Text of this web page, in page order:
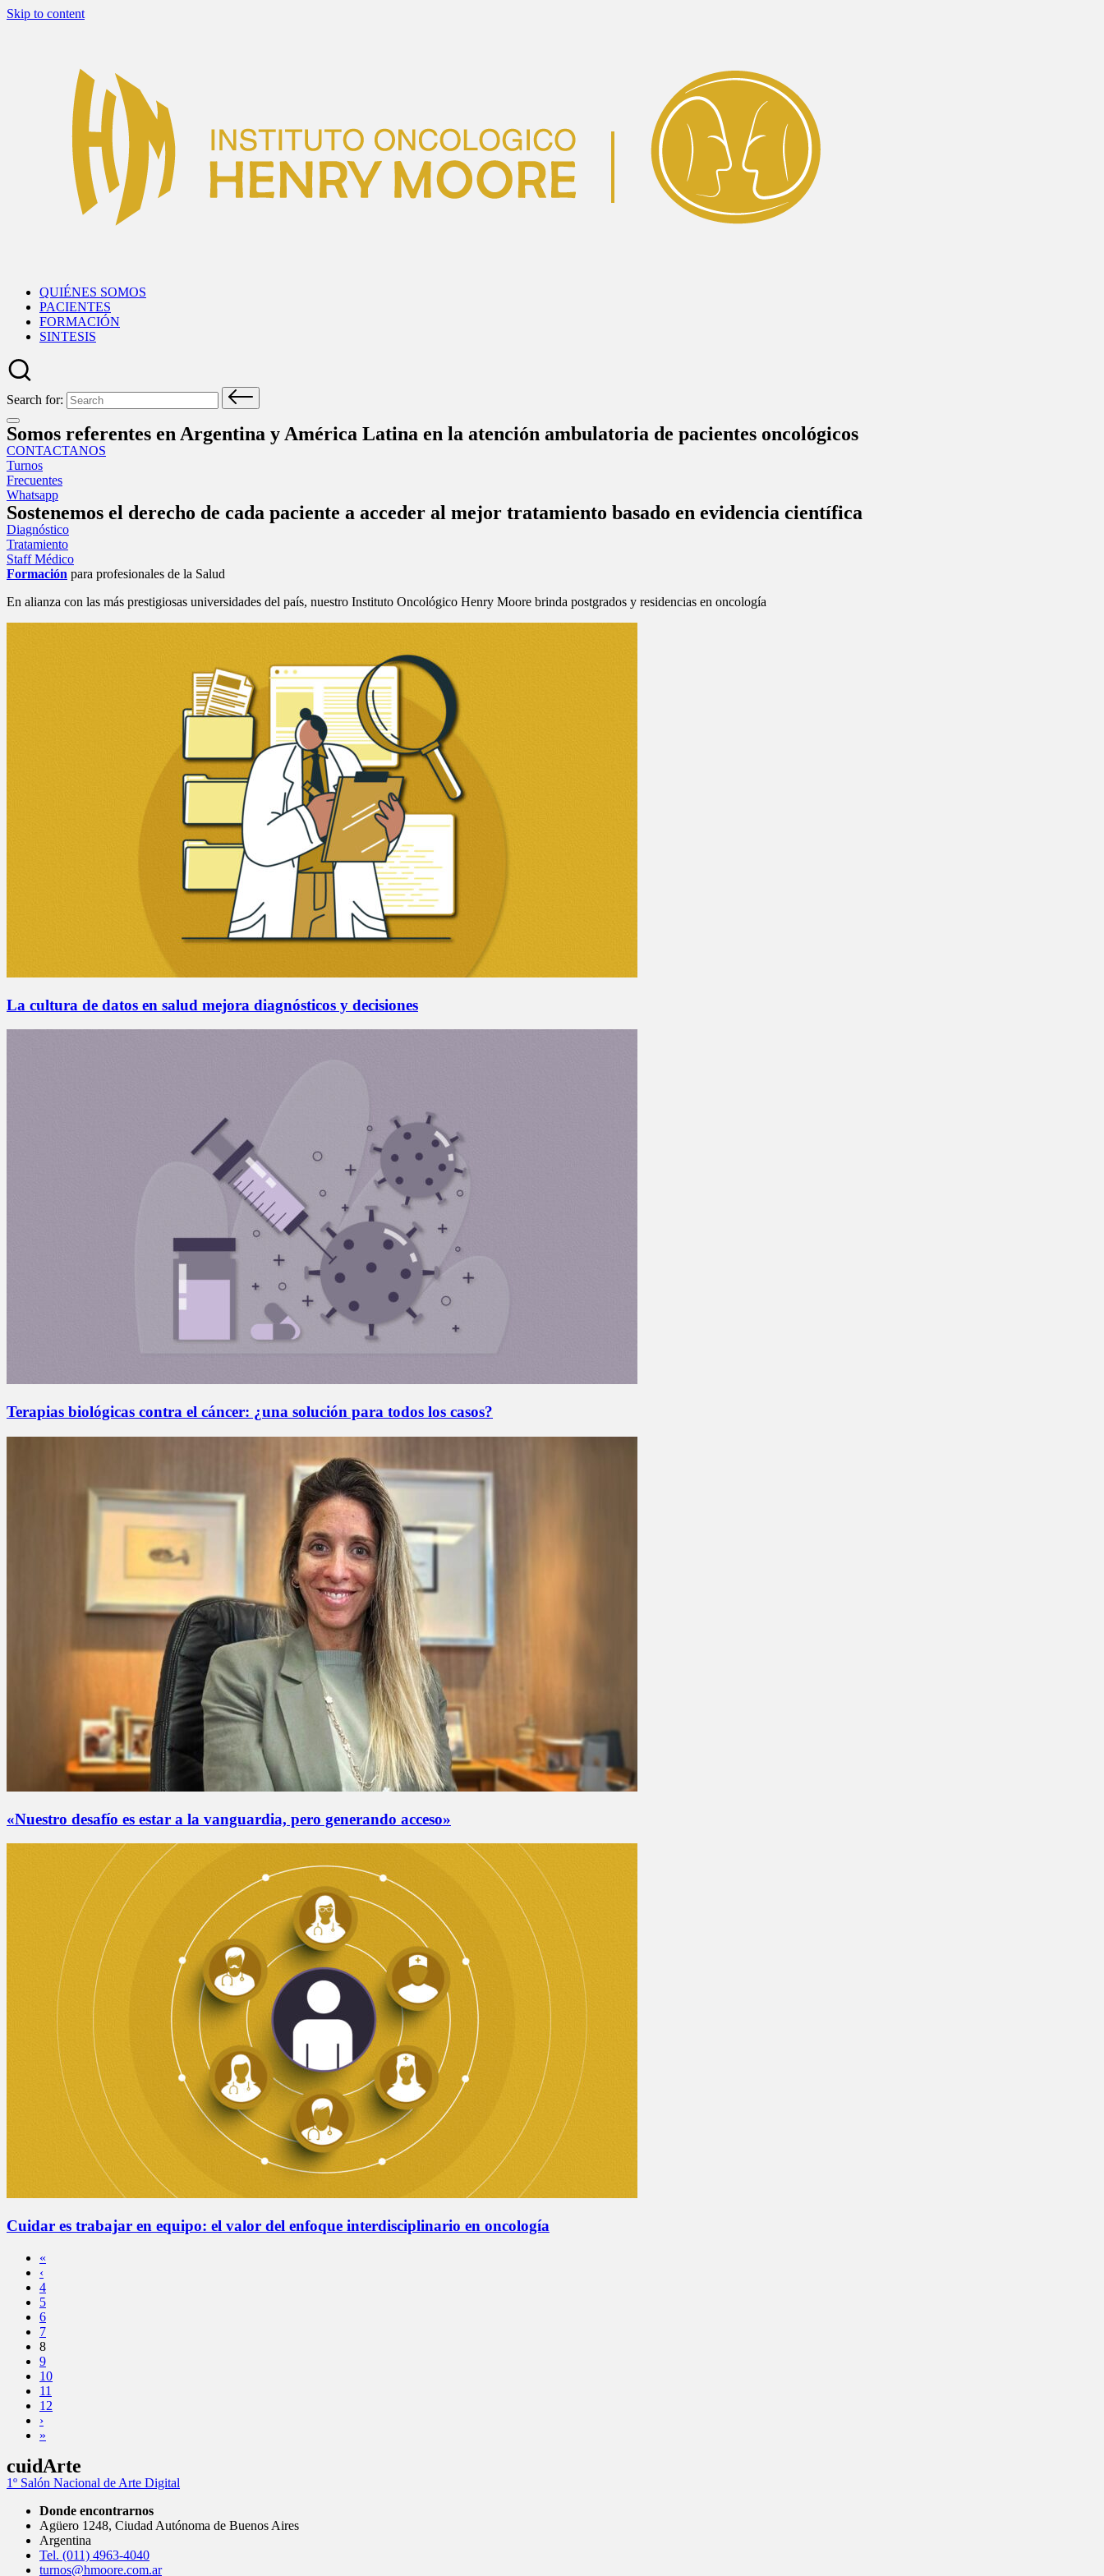
Skip to content
QUIÉNES SOMOS
PACIENTES
FORMACIÓN
SINTESIS
Search for:
Somos referentes en Argentina y América Latina en la atención ambulatoria de pacientes oncológicos
CONTACTANOS
Turnos
Frecuentes
Whatsapp
Sostenemos el derecho de cada paciente a acceder al mejor tratamiento basado en evidencia científica
Diagnóstico
Tratamiento
Staff Médico
Formación para profesionales de la Salud
En alianza con las más prestigiosas universidades del país, nuestro Instituto Oncológico Henry Moore brinda postgrados y residencias en oncología
La cultura de datos en salud mejora diagnósticos y decisiones
Terapias biológicas contra el cáncer: ¿una solución para todos los casos?
«Nuestro desafío es estar a la vanguardia, pero generando acceso»
Cuidar es trabajar en equipo: el valor del enfoque interdisciplinario en oncología
«
‹
4
5
6
7
8
9
10
11
12
›
»
cuidArte
1º Salón Nacional de Arte Digital
Donde encontrarnos
Agüero 1248, Ciudad Autónoma de Buenos Aires
Argentina
Tel. (011) 4963-4040
turnos@hmoore.com.ar